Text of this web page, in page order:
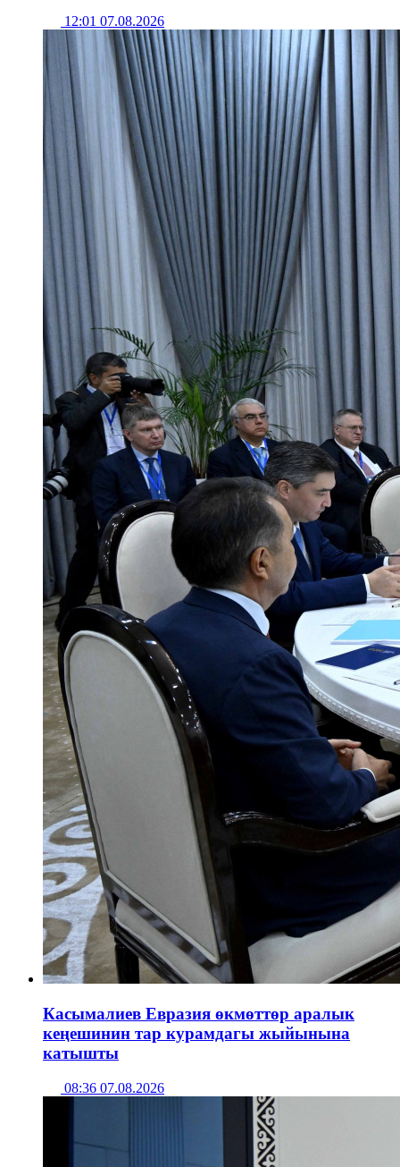
12:01 07.08.2026
Касымалиев Евразия өкмөттөр аралык
кеңешинин тар курамдагы жыйынына
катышты
08:36 07.08.2026